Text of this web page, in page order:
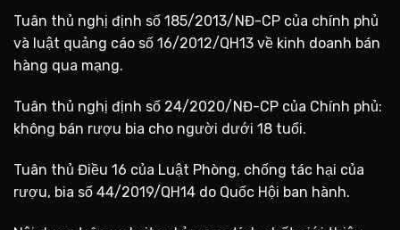
Tuân thủ nghị định số 185/2013/NĐ-CP của chính phủ
và luật quảng cáo số 16/2012/QH13 về kinh doanh bán
hàng qua mạng.
Tuân thủ nghị định số 24/2020/NĐ-CP của Chính phủ:
không bán rượu bia cho người dưới 18 tuổi.
Tuân thủ Điều 16 của Luật Phòng, chống tác hại của
rượu, bia số 44/2019/QH14 do Quốc Hội ban hành.